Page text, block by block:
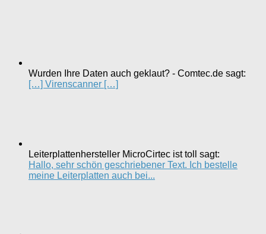
Wurden Ihre Daten auch geklaut? - Comtec.de sagt:
[…] Virenscanner […]
Leiterplattenhersteller MicroCirtec ist toll sagt:
Hallo, sehr schön geschriebener Text. Ich bestelle
meine Leiterplatten auch bei...